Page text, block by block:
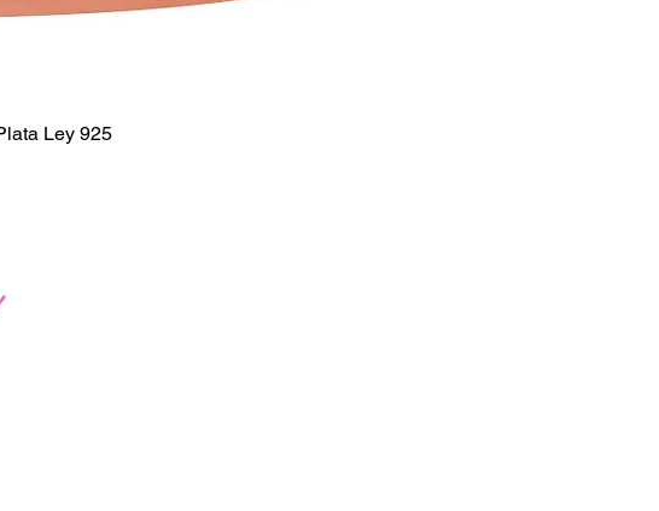
Ley 925